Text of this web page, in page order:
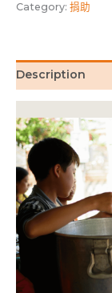
Category: 捐助
Description